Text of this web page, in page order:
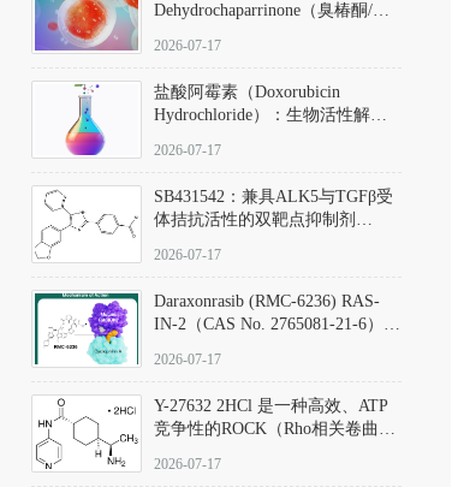
Dehydrochaparrinone（臭椿酮/臭
DKM货号 D806885
2026-07-17
盐酸阿霉素（Doxorubicin
Hydrochloride）：生物活性解
范
2026-07-17
SB431542：兼具ALK5与TGFβ受
体拮抗活性的双靶点抑制剂
D801067）
2026-07-17
Daraxonrasib (RMC-6236) RAS-
IN-2（CAS No. 2765081-21-6）：
向KRAS/NRAS/HRAS的广谱RAS
2026-07-17
Y-27632 2HCl 是一种高效、ATP
竞争性的ROCK（Rho相关卷曲螺
同等抑制ROCK1与ROCK2；其通
2026-07-17